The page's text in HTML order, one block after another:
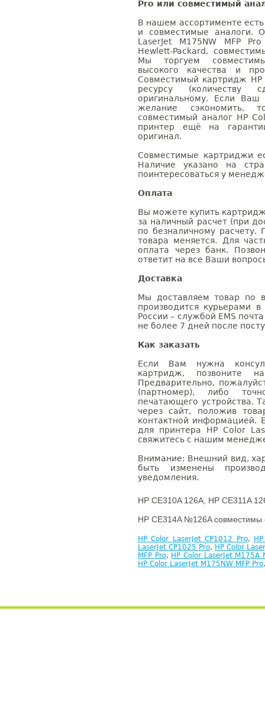
Pro или совместимый
В нашем ассортименте
и совместимые аналоги.
LaserJet M175NW MFP
Hewlett-Packard,
Мы торгуем
высокого качества и
Совместимый картридж HP
ресурсу (количеству
оригинальному. Если
желание сэкономить,
совместимый аналог HP
принтер ещё на
оригинал.
Совместимые картриджи
Наличие указано на
поинтересоваться у
Оплата
Вы можете купить картридж
за наличный расчет (при
по безналичному расчету.
товара меняется. Для
оплата через банк.
ответит на все Ваши
Доставка
Мы доставляем товар по
производится курьерами
России – службой EMS
не более 7 дней после
Как заказать
Если Вам нужна
картридж, позвоните
Предварительно,
(партномер), либо
печатающего устройства.
через сайт, положив
контактной информацией.
для принтера HP Color
свяжитесь с нашим
Внимание: Внешний вид,
быть изменены
уведомления.
HP CE310A 126A, HP CE311A
HP CE314A №126A совместимы
HP Color LaserJet CP1012 Pro,
LaserJet CP1025 Pro, HP Color
MFP Pro, HP Color LaserJet M175A
HP Color LaserJet M175NW MFP Pro